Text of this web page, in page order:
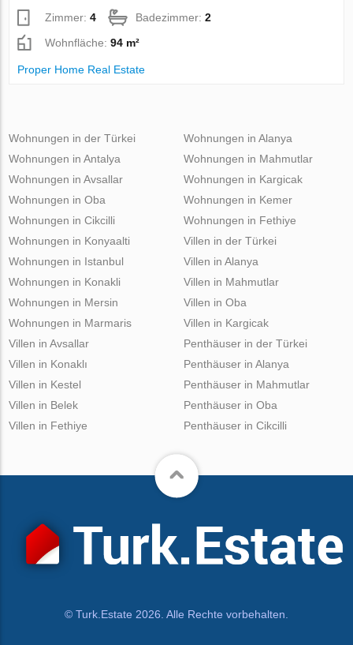
Zimmer:4 Badezimmer:2
Wohnfläche:94 m²
Proper Home Real Estate
Wohnungen in der Türkei
Wohnungen in Antalya
Wohnungen in Avsallar
Wohnungen in Oba
Wohnungen in Cikcilli
Wohnungen in Alanya
Wohnungen in Mahmutlar
Wohnungen in Kargicak
Wohnungen in Kemer
Wohnungen in Fethiye
Wohnungen in Konyaalti
Wohnungen in Istanbul
Wohnungen in Konakli
Wohnungen in Mersin
Wohnungen in Marmaris
Villen in der Türkei
Villen in Alanya
Villen in Mahmutlar
Villen in Oba
Villen in Kargicak
Villen in Avsallar
Villen in Konaklı
Villen in Kestel
Villen in Belek
Villen in Fethiye
Penthäuser in der Türkei
Penthäuser in Alanya
Penthäuser in Mahmutlar
Penthäuser in Oba
Penthäuser in Cikcilli
© Turk.Estate 2026. Alle Rechte vorbehalten.